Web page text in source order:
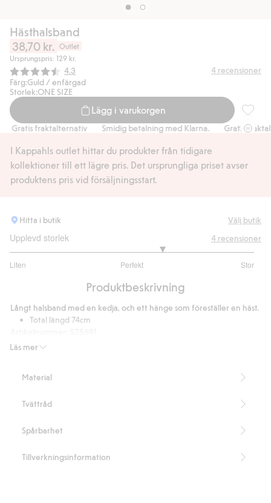
Hästhalsband
38,70 kr. Outlet
Ursprungspris: 129 kr.
Snittbetyg:
4.3 4 recensioner
Färg:Guld / enfärgad
Storlek:ONE SIZE
Lägg i varukorgen
Gratis fraktalternativ Smidig betalning med Klarna. Gratis
I Kappahls outlet hittar du produkter från tidigare
kollektioner till ett lägre pris. Det ursprungliga priset avser
produktens pris vid försäljningsstart.
Hitta i butik Välj butik
Upplevd storlek
Liten Perfekt Stor
utav
4
betyg
4 recensioner
Produktbeskrivning
Läs mer
Långt halsband med en kedja, och ett hänge som föreställer en häst.
Total längd 74cm
Recycled Metal
Material
Tvättråd
Spårbarhet
Tillverkningsinformation